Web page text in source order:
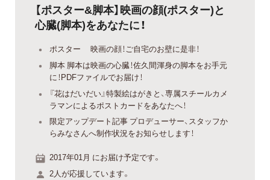
【ポスター&脚本】映画の顔(ポスター)と
心臓(脚本)をあなたに！
ポスター 映画の顔！ご自宅のお壁に是非！
脚本 脚本は映画の心臓！佐久間渾身の脚本をお手元
に！PDFファイルでお届け！
『花はだいだい』特製絵はがきと、専属スチールカメ
ラマンによるポストカードをあなたへ！
限定アップデート記事 プロデューサー、スタッフか
らみなさんへ制作状況をお知らせします！
2017年01月 にお届け予定です。
2人が応援しています。